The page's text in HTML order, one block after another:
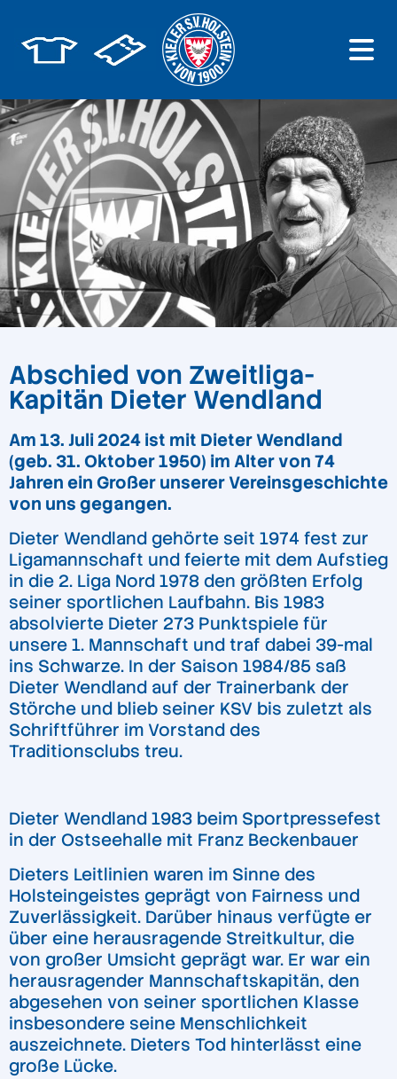
Abschied von Zweitliga-
Kapitän Dieter Wendland
Am 13. Juli 2024 ist mit Dieter Wendland
(geb. 31. Oktober 1950) im Alter von 74
Jahren ein Großer unserer Vereinsgeschichte
von uns gegangen.
Dieter Wendland gehörte seit 1974 fest zur
Ligamannschaft und feierte mit dem Aufstieg
in die 2. Liga Nord 1978 den größten Erfolg
seiner sportlichen Laufbahn. Bis 1983
absolvierte Dieter 273 Punktspiele für
unsere 1. Mannschaft und traf dabei 39-mal
ins Schwarze. In der Saison 1984/85 saß
Dieter Wendland auf der Trainerbank der
Störche und blieb seiner KSV bis zuletzt als
Schriftführer im Vorstand des
Traditionsclubs treu.
Dieter Wendland 1983 beim Sportpressefest
in der Ostseehalle mit Franz Beckenbauer
Dieters Leitlinien waren im Sinne des
Holsteingeistes geprägt von Fairness und
Zuverlässigkeit. Darüber hinaus verfügte er
über eine herausragende Streitkultur, die
von großer Umsicht geprägt war. Er war ein
herausragender Mannschaftskapitän, den
abgesehen von seiner sportlichen Klasse
insbesondere seine Menschlichkeit
auszeichnete. Dieters Tod hinterlässt eine
große Lücke.